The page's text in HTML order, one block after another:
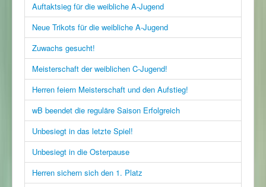
Auftaktsieg für die weibliche A-Jugend
Neue Trikots für die weibliche A-Jugend
Zuwachs gesucht!
Meisterschaft der weiblichen C-Jugend!
Herren feiern Meisterschaft und den Aufstieg!
wB beendet die reguläre Saison Erfolgreich
Unbesiegt in das letzte Spiel!
Unbesiegt in die Osterpause
Herren sichern sich den 1. Platz